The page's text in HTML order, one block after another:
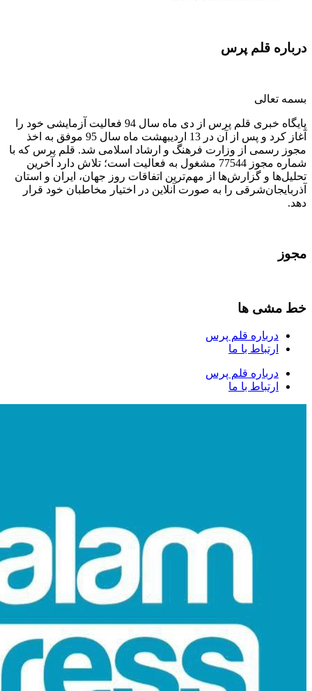
درباره قلم پرس
بسمه تعالی
پایگاه خبری قلم پرس از دی ماه سال 94 فعالیت آزمایشی خود را
آغاز کرد و پس از آن در 13 اردیبهشت ماه سال 95 موفق به اخذ
مجوز رسمی از وزارت فرهنگ و ارشاد اسلامی شد. قلم پرس که با
شماره مجوز 77544 مشغول به فعالیت است؛ تلاش دارد آخرین
تحلیل‌ها و گزارش‌ها از مهم‌ترین اتفاقات روز جهان، ایران و استان
آذربایجان‌شرقی را به صورت آنلاین در اختیار مخاطبان خود قرار
دهد.
مجوز
خط مشی ها
درباره قلم پرس
ارتباط با ما
درباره قلم پرس
ارتباط با ما